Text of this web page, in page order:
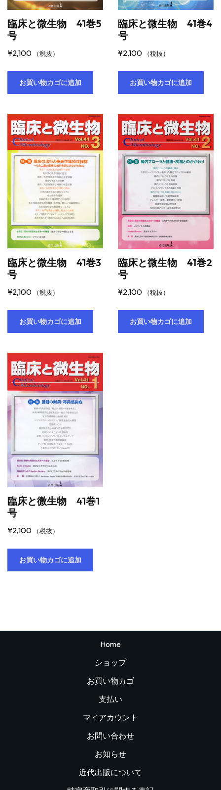
臨床と微生物 41巻5
号
¥2,100 （税抜）
お買い物カゴに追加
臨床と微生物 41巻4
号
¥2,100 （税抜）
お買い物カゴに追加
臨床と微生物 41巻3
号
¥2,100 （税抜）
お買い物カゴに追加
臨床と微生物 41巻2
号
¥2,100 （税抜）
お買い物カゴに追加
臨床と微生物 41巻1
号
¥2,100 （税抜）
お買い物カゴに追加
Home
ショップ
お買い物カゴ
支払い
マイアカウント
お問い合わせ
お知らせ
近代出版について